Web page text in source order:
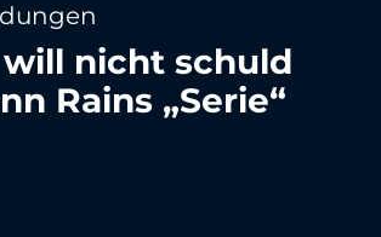
nicht schuld
Rains „Serie“